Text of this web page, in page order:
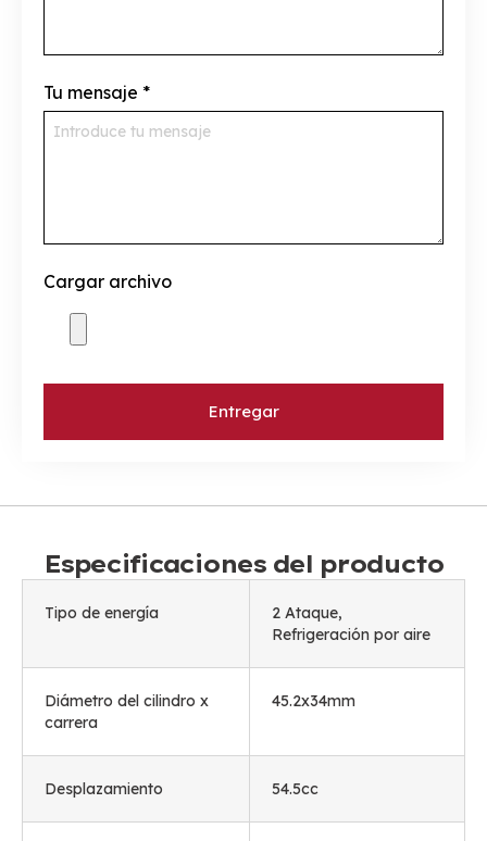
Tu mensaje *
Cargar archivo
Entregar
Especificaciones del producto
Tipo de energía
2 Ataque,
Refrigeración por aire
Diámetro del cilindro x
carrera
45.2x34mm
Desplazamiento 54.5cc